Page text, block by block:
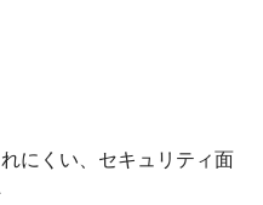
にくい、セキュリティ面